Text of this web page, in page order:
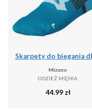
Mizuno
ODZIEŻ MĘSKA
44.99 zł